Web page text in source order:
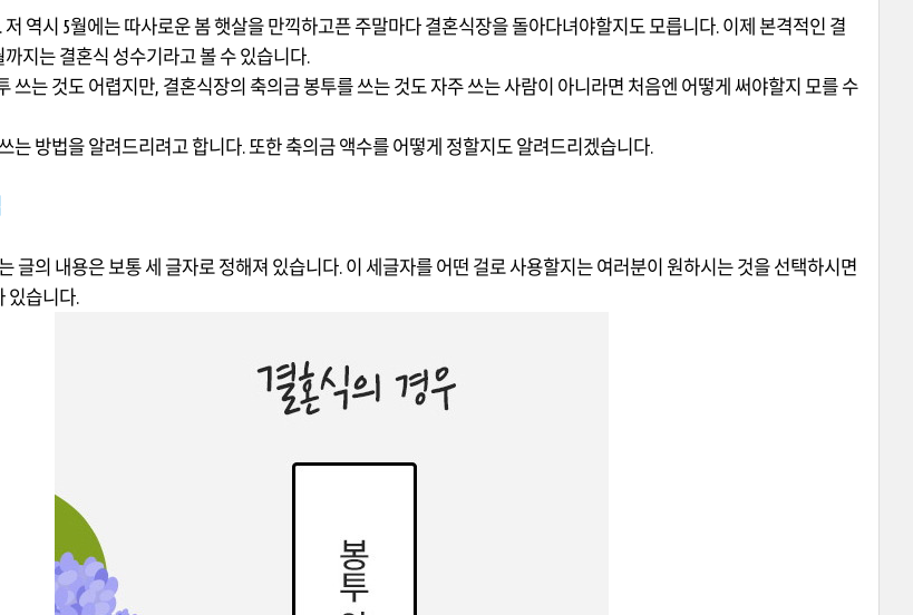
역시 5월에는 따사로운 봄 햇살을 만끽하고픈 주말마다 결혼식장을 돌아다녀야할지도 모릅니다. 이제 본격적인 결
지는 결혼식 성수기라고 볼 수 있습니다.
쓰는 것도 어렵지만, 결혼식장의 축의금 봉투를 쓰는 것도 자주 쓰는 사람이 아니라면 처음엔 어떻게 써야할지 모를 수
는 방법을 알려드리려고 합니다. 또한 축의금 액수를 어떻게 정할지도 알려드리겠습니다.
글의 내용은 보통 세 글자로 정해져 있습니다. 이 세글자를 어떤 걸로 사용할지는 여러분이 원하시는 것을 선택하시면
있습니다.